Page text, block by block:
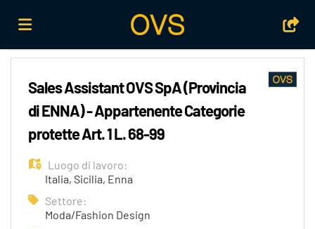
Offerte
di
lavoro
Carica
il
Login
Sales Assistant OVS SpA (Provincia
di ENNA) - Appartenente Categorie
protette Art. 1 L. 68-99
Luogo di lavoro:
Italia, Sicilia, Enna
Settore:
Moda/Fashion Design